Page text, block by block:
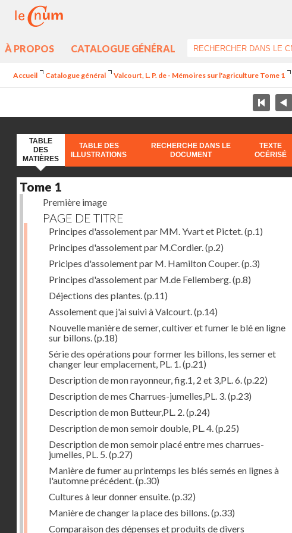
À PROPOS CATALOGUE GÉNÉRAL
Accueil Catalogue général Valcourt, L. P. de - Mémoires sur l'agriculture Tome 1
TABLE
DES
MATIÈRES
TABLE DES
ILLUSTRATIONS
RECHERCHE DANS LE
DOCUMENT
TEXTE
OCÉRISÉ
Tome 1
Première image
PAGE DE TITRE
Principes d'assolement par MM. Yvart et Pictet.(p.1)
Principes d'assolement par M.Cordier.(p.2)
Pricipes d'assolement par M. Hamilton Couper.(p.3)
Principes d'assolement par M.de Fellemberg.(p.8)
Déjections des plantes.(p.11)
Assolement que j'ai suivi à Valcourt.(p.14)
Nouvelle manière de semer, cultiver et fumer le blé en ligne
sur billons.(p.18)
Série des opérations pour former les billons, les semer et
changer leur emplacement, PL. 1.(p.21)
Description de mon rayonneur, fig.1, 2 et 3,PL. 6.(p.22)
Description de mes Charrues-jumelles,PL. 3.(p.23)
Description de mon Butteur,PL. 2.(p.24)
Description de mon semoir double, PL. 4.(p.25)
Description de mon semoir placé entre mes charrues-
jumelles, PL. 5.(p.27)
Manière de fumer au printemps les blés semés en lignes à
l'automne précédent.(p.30)
Cultures à leur donner ensuite.(p.32)
Manière de changer la place des billons.(p.33)
Comparaison des dépenses et produits de divers